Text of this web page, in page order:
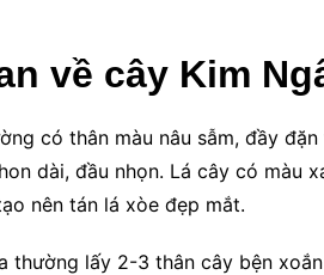
về cây Kim
có thân màu nâu sẫm, đầy
dài, đầu nhọn. Lá cây có màu
nên tán lá xòe đẹp mắt.
thường lấy 2-3 thân cây bện